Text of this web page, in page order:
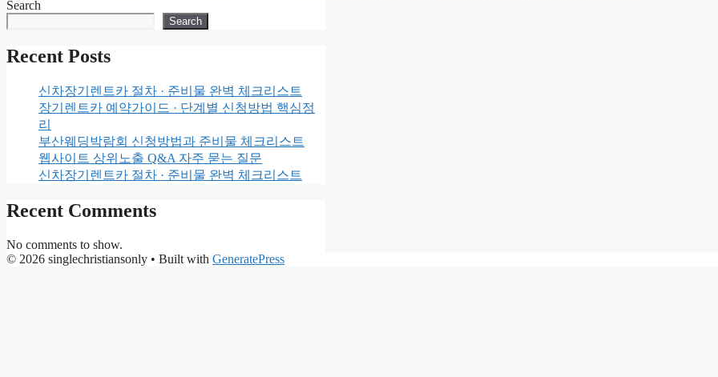
Search
Search
Recent Posts
신차장기렌트카 절차 · 준비물 완벽 체크리스트
장기렌트카 예약가이드 · 단계별 신청방법 핵심정
리
부산웨딩박람회 신청방법과 준비물 체크리스트
웹사이트 상위노출 Q&A 자주 묻는 질문
신차장기렌트카 절차 · 준비물 완벽 체크리스트
Recent Comments
No comments to show.
© 2026 singlechristiansonly • Built with GeneratePress